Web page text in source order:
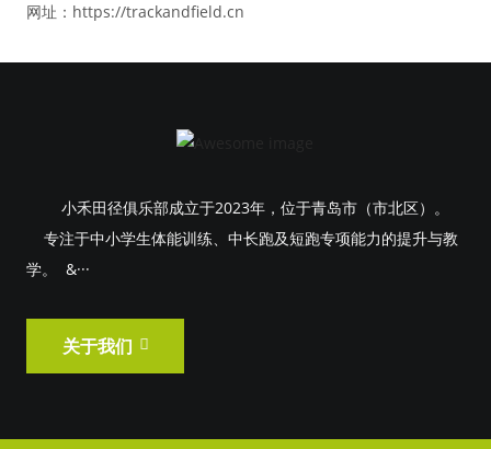
网址：https://trackandfield.cn
小禾田径俱乐部成立于2023年，位于青岛市（市北区）。
专注于中小学生体能训练、中长跑及短跑专项能力的提升与教
学。 &···
关于我们